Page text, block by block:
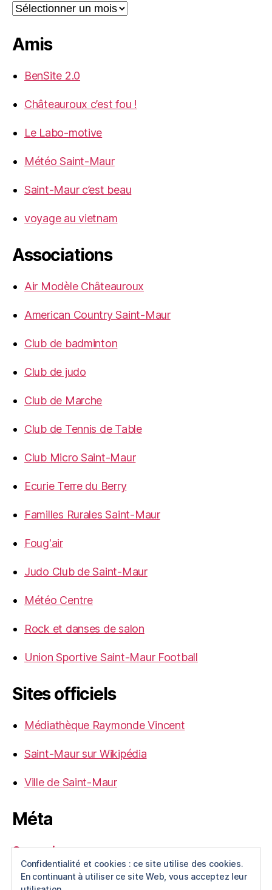
Archives
Amis
BenSite 2.0
Châteauroux c’est fou !
Le Labo-motive
Météo Saint-Maur
Saint-Maur c’est beau
voyage au vietnam
Associations
Air Modèle Châteauroux
American Country Saint-Maur
Club de badminton
Club de judo
Club de Marche
Club de Tennis de Table
Club Micro Saint-Maur
Ecurie Terre du Berry
Familles Rurales Saint-Maur
Foug'air
Judo Club de Saint-Maur
Météo Centre
Rock et danses de salon
Union Sportive Saint-Maur Football
Sites officiels
Médiathèque Raymonde Vincent
Saint-Maur sur Wikipédia
Ville de Saint-Maur
Méta
Connexion
Flux des publications
Flux des commentaires
Confidentialité et cookies : ce site utilise des cookies.
En continuant à utiliser ce site Web, vous acceptez leur